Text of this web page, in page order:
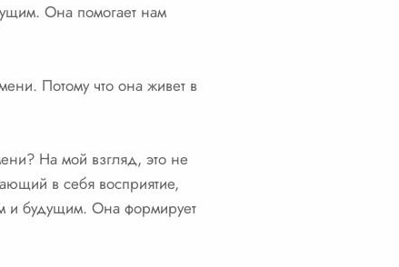
Она помогает нам
Потому что она живет в
На мой взгляд, это не
в себя восприятие,
и будущим. Она формирует